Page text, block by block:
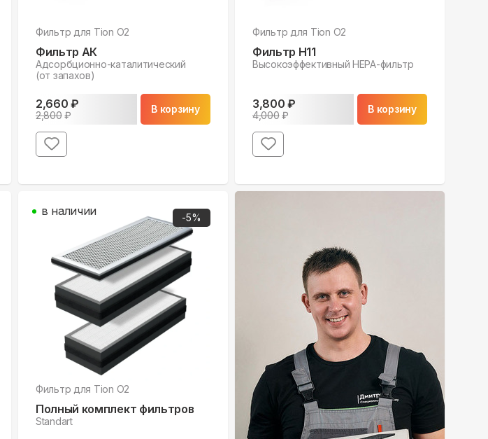
Фильтр для Tion O2
Фильтр АК
Адсорбционно-каталитический
(от запахов)
2,660 ₽
2,800₽
В корзину
Фильтр для Tion O2
Фильтр H11
Высокоэффективный НЕРА-фильтр
3,800 ₽
4,000₽
В корзину
-5%
Фильтр для Tion O2
Полный комплект фильтров
Standart
в наличии